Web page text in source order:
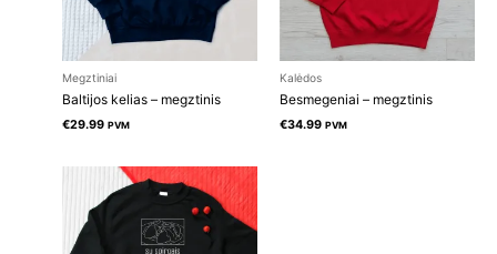
Megztiniai
Baltijos kelias – megztinis
€29.99 PVM
Kalėdos
Besmegeniai – megztinis
€34.99 PVM